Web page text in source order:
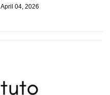
April 04, 2026